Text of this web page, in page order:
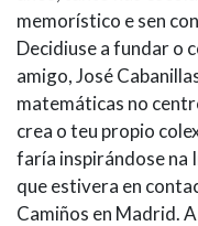
memorístico e sen
Decidiuse a fundar o
amigo, José
matemáticas no
crea o teu propio
faría inspirándose na
que estivera en
Camiños en Madrid.